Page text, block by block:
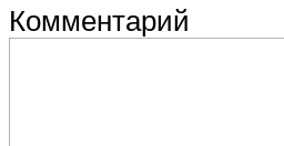
Комментарий